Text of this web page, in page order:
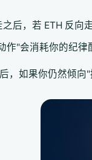
后，若 ETH 反向
作"会消耗你的纪律
，如果你仍然倾向